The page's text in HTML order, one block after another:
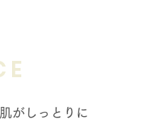
がしっとりに